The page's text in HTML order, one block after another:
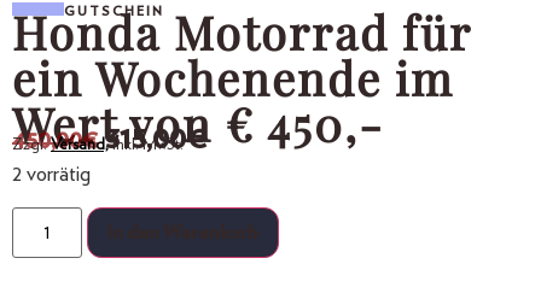
GUTSCHEIN
Honda Motorrad für
ein Wochenende im
Wert von € 450,-
450,00€ 315,00€
Zzgl.Versand,inkl. MwSt.
2 vorrätig